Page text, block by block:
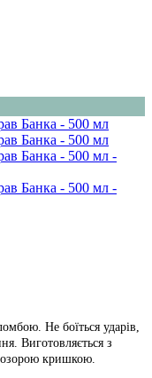
Не боїться ударів,
Виготовляється з
кришкою.